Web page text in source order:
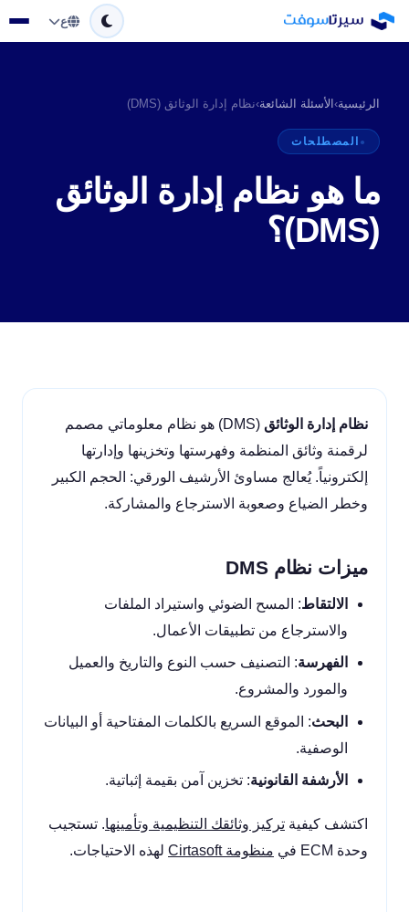
ع
الرئيسية› الأسئلة الشائعة›نظام إدارة الوثائق (DMS)
المصطلحات
ما هو نظام إدارة الوثائق
(DMS)؟
نظام إدارة الوثائق
(DMS) هو نظام معلوماتي مصمم
لرقمنة وثائق المنظمة وفهرستها وتخزينها وإدارتها
إلكترونياً. يُعالج مساوئ الأرشيف الورقي: الحجم الكبير
وخطر الضياع وصعوبة الاسترجاع والمشاركة.
ميزات نظام DMS
الالتقاط: المسح الضوئي واستيراد الملفات
والاسترجاع من تطبيقات الأعمال.
الفهرسة: التصنيف حسب النوع والتاريخ والعميل
والمورد والمشروع.
البحث: الموقع السريع بالكلمات المفتاحية أو البيانات
الوصفية.
الأرشفة القانونية: تخزين آمن بقيمة إثباتية.
اكتشف كيفية تركيز وثائقك التنظيمية وتأمينها. تستجيب
وحدة ECM في
منظومة Cirtasoft لهذه الاحتياجات.